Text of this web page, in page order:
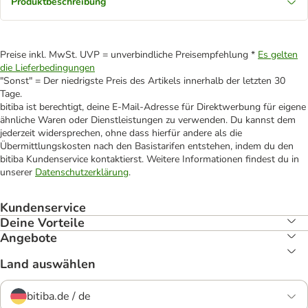
Preise inkl. MwSt. UVP = unverbindliche Preisempfehlung * Es gelten
die Lieferbedingungen
"Sonst" = Der niedrigste Preis des Artikels innerhalb der letzten 30
Tage.
bitiba ist berechtigt, deine E-Mail-Adresse für Direktwerbung für eigene
ähnliche Waren oder Dienstleistungen zu verwenden. Du kannst dem
jederzeit widersprechen, ohne dass hierfür andere als die
Übermittlungskosten nach den Basistarifen entstehen, indem du den
bitiba Kundenservice kontaktierst. Weitere Informationen findest du in
unserer Datenschutzerklärung.
Kundenservice
Deine Vorteile
Angebote
Land auswählen
bitiba.de / de